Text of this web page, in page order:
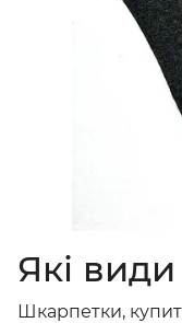
Які
Шкарпетки,